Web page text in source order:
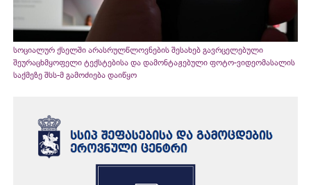
სოციალურ ქსელში არასრულწლოვნების შესახებ გავრცელებული
შეურაცხმყოფელი ტექსტებისა და დამონტაჟებული ფოტო-ვიდეომასალის
საქმეზე შსს-მ გამოძიება დაიწყო